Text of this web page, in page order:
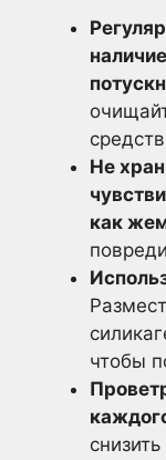
Не
как
чтобы